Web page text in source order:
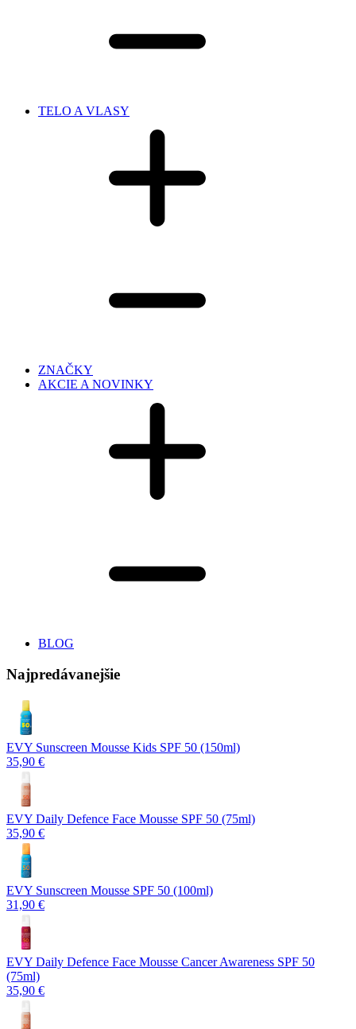
TELO A VLASY
ZNAČKY
AKCIE A NOVINKY
BLOG
Najpredávanejšie
EVY Sunscreen Mousse Kids SPF 50 (150ml)
35,90 €
EVY Daily Defence Face Mousse SPF 50 (75ml)
35,90 €
EVY Sunscreen Mousse SPF 50 (100ml)
31,90 €
EVY Daily Defence Face Mousse Cancer Awareness SPF 50
(75ml)
35,90 €